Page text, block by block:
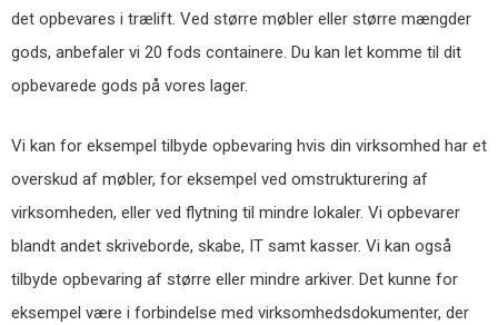
det opbevares i trælift. Ved større møbler eller større mængder
gods, anbefaler vi 20 fods containere. Du kan let komme til dit
opbevarede gods på vores lager.
Vi kan for eksempel tilbyde opbevaring hvis din virksomhed har et
overskud af møbler, for eksempel ved omstrukturering af
virksomheden, eller ved flytning til mindre lokaler. Vi opbevarer
blandt andet skriveborde, skabe, IT samt kasser. Vi kan også
tilbyde opbevaring af større eller mindre arkiver. Det kunne for
eksempel være i forbindelse med virksomhedsdokumenter, der